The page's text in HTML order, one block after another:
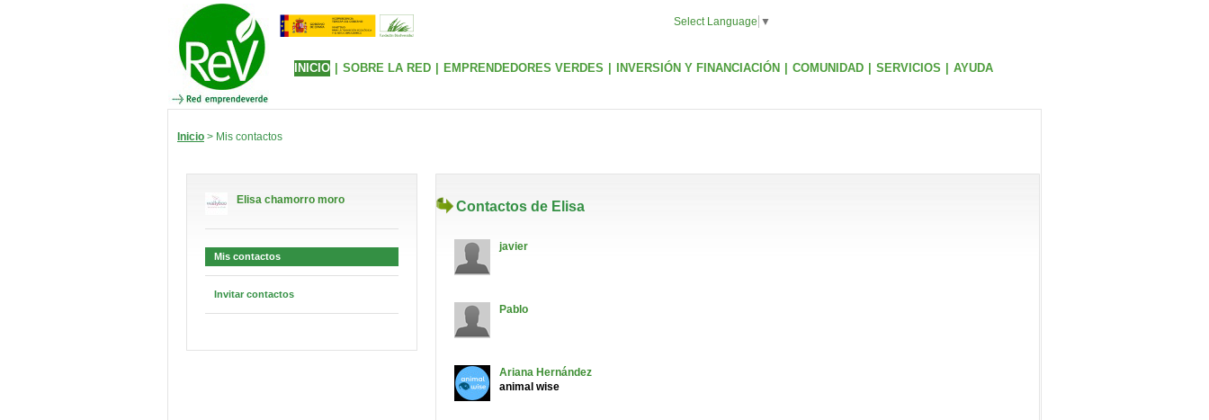
Select Language ▼
INICIO SOBRE LA RED EMPRENDEDORES VERDES INVERSIÓN Y FINANCIACIÓN COMUNIDAD SERVICIOS AYUDA
Inicio > Mis contactos
Elisa chamorro moro
Mis contactos
Invitar contactos
Contactos de Elisa
javier
Pablo
Ariana Hernández
animal wise